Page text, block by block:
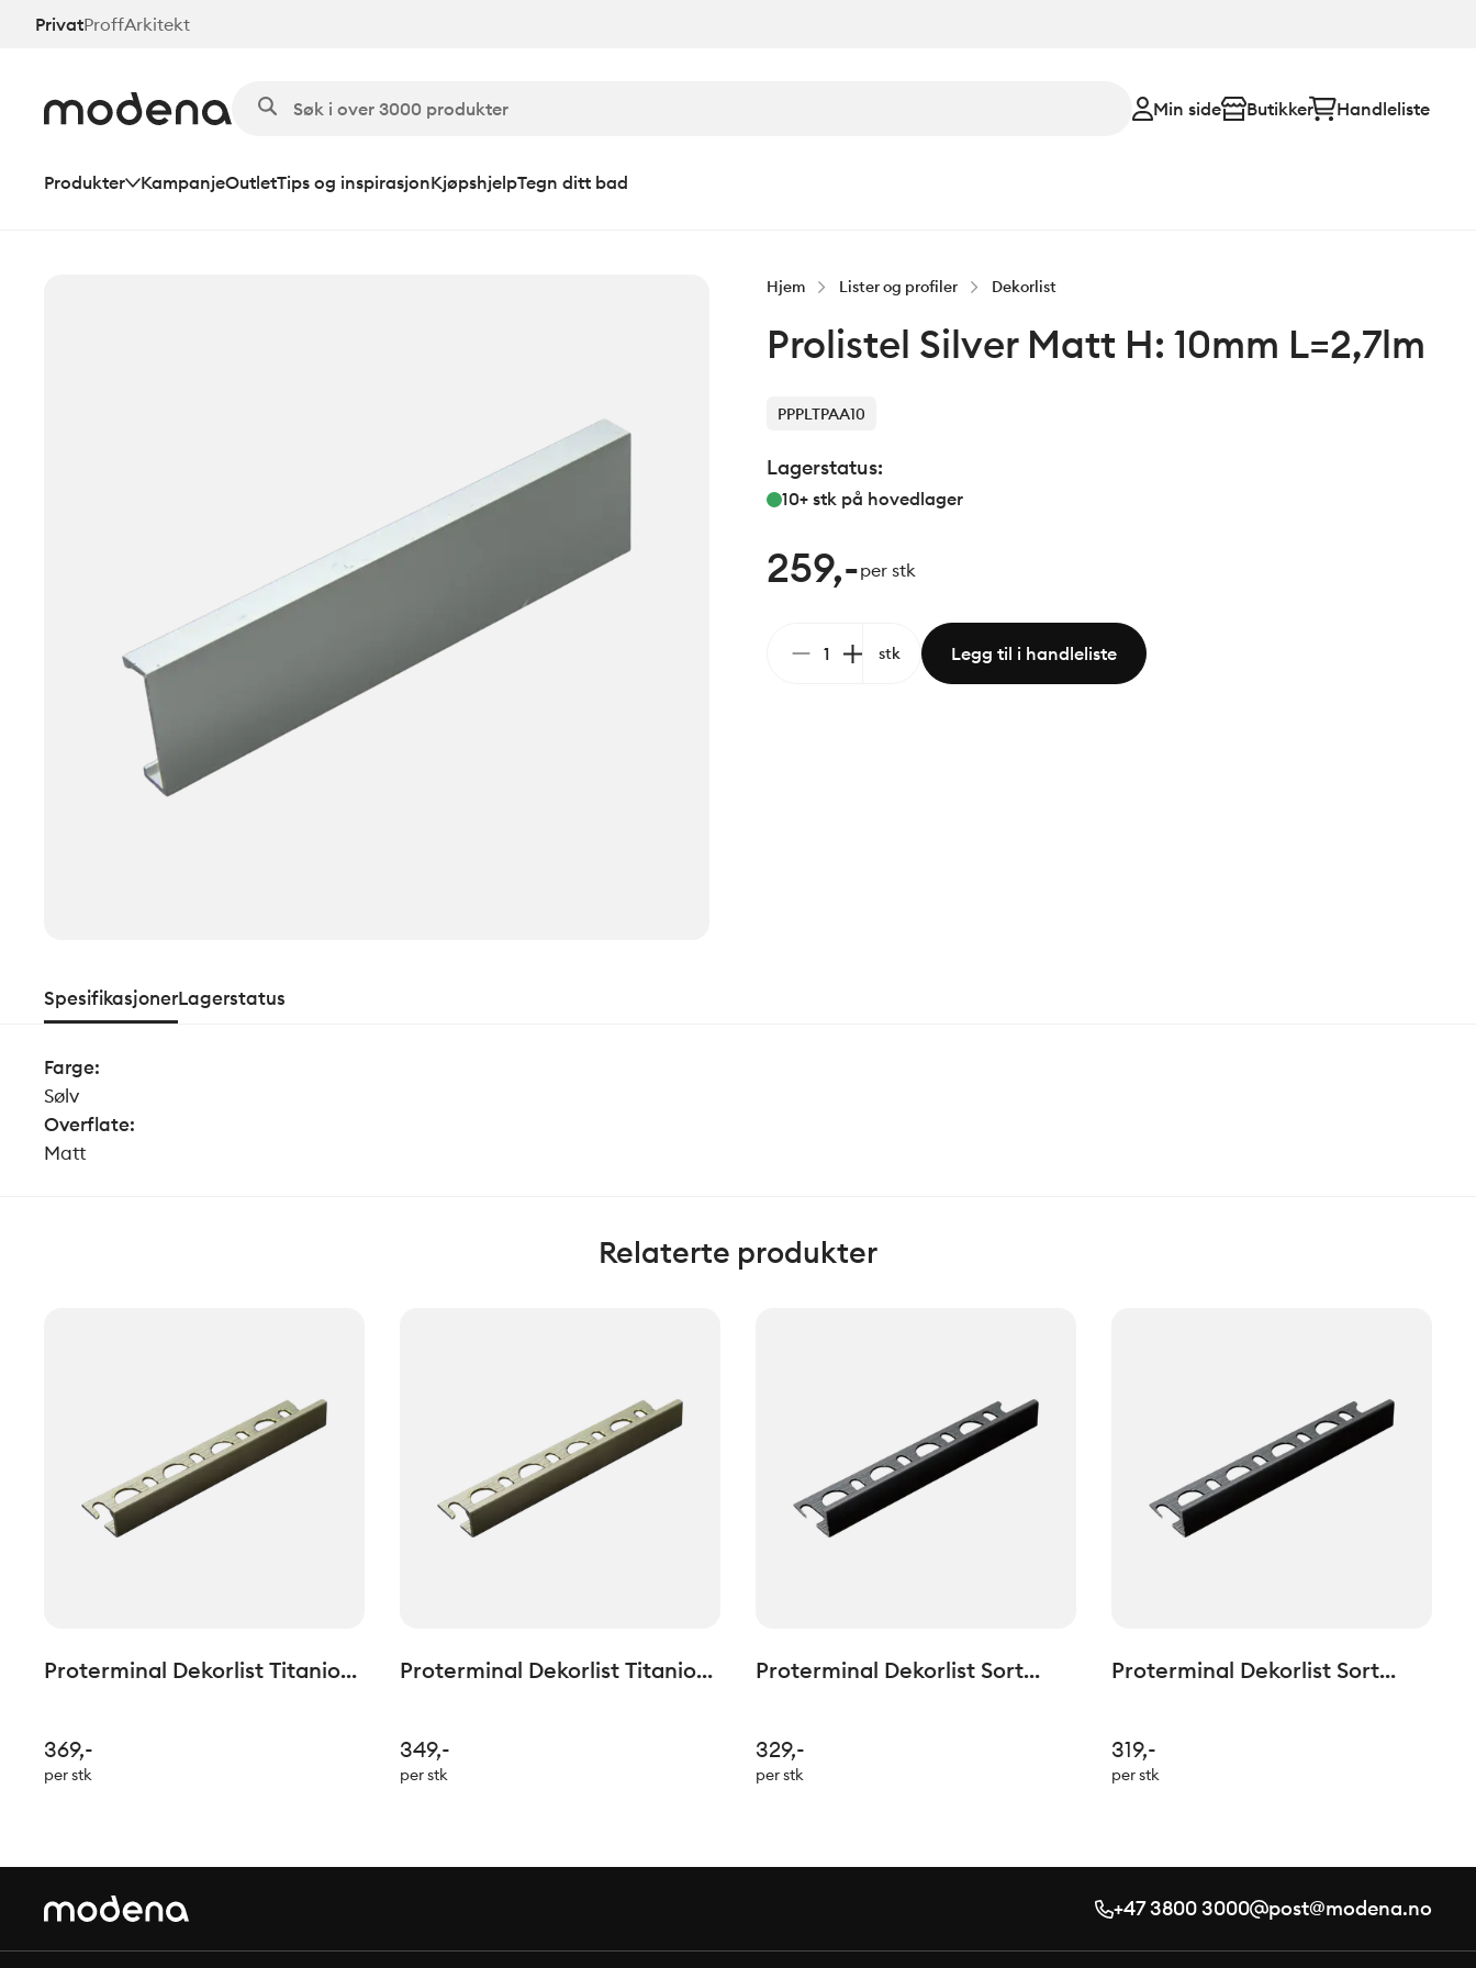
HoppPrivatProffArkitekt
Min side Butikker Handleliste
Produkter KampanjeOutletTips og inspirasjonKjøpshjelpTegn ditt bad
Hjem Lister og profiler Dekorlist
Prolistel Silver Matt H: 10mm L=2,7lm
PPPLTPAA10
Lagerstatus:
10+ stk på hovedlager
259,-per stk
stk Legg til i handleliste
SpesifikasjonerLagerstatus
Farge:
Sølv
Overflate:
Matt
Relaterte produkter
Proterminal Dekorlist Titanio
369,-
per stk
Proterminal Dekorlist Titanio
349,-
per stk
Proterminal Dekorlist Sort
329,-
per stk
Proterminal Dekorlist Sort
319,-
per stk
+47 3800 3000 post@modena.no